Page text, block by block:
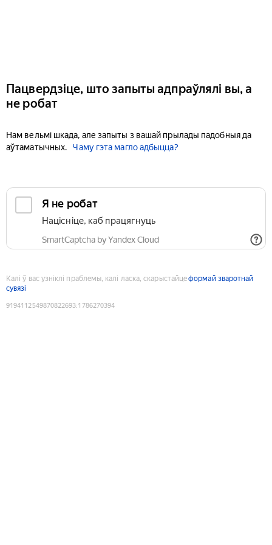
Пацвердзіце, што запыты адпраўлялі вы, а
не робат
Нам вельмі шкада, але запыты з вашай прылады падобныя да
аўтаматычных.
Чаму гэта магло адбыцца?
Я не робат
Націсніце, каб працягнуць
SmartCaptcha by Yandex Cloud
Калі ў вас узніклі праблемы, калі ласка, скарыстайцеформай зваротнай
сувязі
9194112549870822693:1786270394